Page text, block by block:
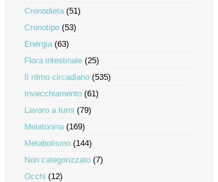
Cronodieta(51)
Cronotipo (53)
Energia(63)
Flora intestinale (25)
Il ritmo circadiano (535)
Invecchiamento (61)
Lavoro a turni (79)
Melatonina(169)
Metabolismo (144)
Non categorizzato (7)
Occhi (12)